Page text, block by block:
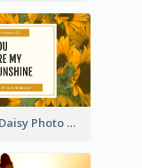
Yellow Daisy Photo Valentines Day Gift Card